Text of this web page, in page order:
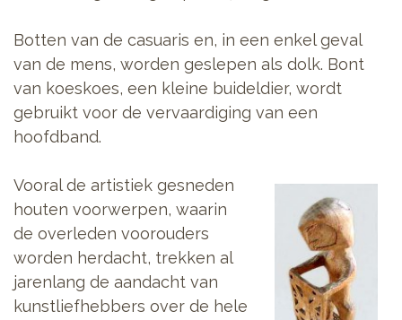
Botten van de casuaris en, in een enkel geval
van de mens, worden geslepen als dolk. Bont
van koeskoes, een kleine buideldier, wordt
gebruikt voor de vervaardiging van een
hoofdband.
Vooral de artistiek gesneden
houten voorwerpen, waarin
de overleden voorouders
worden herdacht, trekken al
jarenlang de aandacht van
kunstliefhebbers over de hele